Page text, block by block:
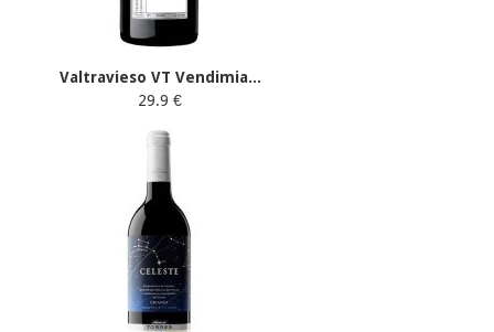
Valtravieso VT Vendimia...
29.9 €